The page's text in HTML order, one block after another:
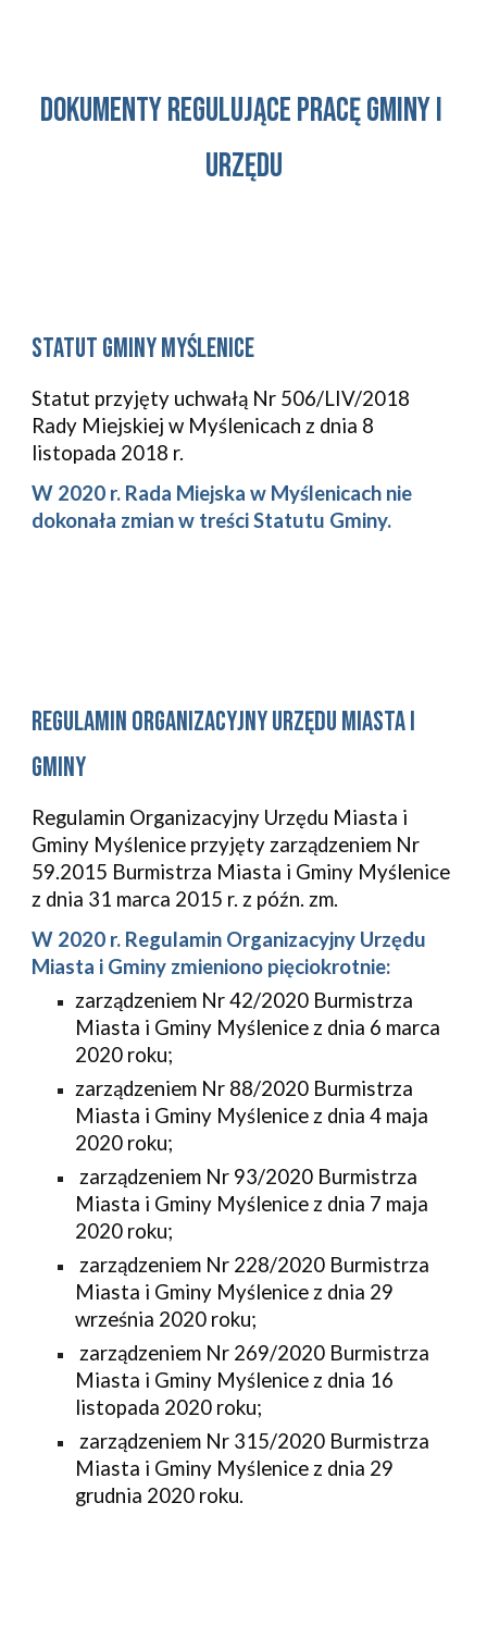
Dokumenty regulujące pracę Gminy i
Urzędu
Statut gminy Myślenice
Statut przyjęty uchwałą Nr 506/LIV/2018
Rady Miejskiej w Myślenicach z dnia 8
listopada 2018 r.
W 2020 r. Rada Miejska w Myślenicach nie
dokonała zmian w treści Statutu Gminy.
regulamin organizacyjny urzędu Miasta i
Gminy
Regulamin Organizacyjny Urzędu Miasta i
Gminy Myślenice przyjęty zarządzeniem Nr
59.2015 Burmistrza Miasta i Gminy Myślenice
z dnia 31 marca 2015 r. z późn. zm.
W 2020 r. Regulamin Organizacyjny Urzędu
Miasta i Gminy zmieniono pięciokrotnie:
zarządzeniem Nr 42/2020 Burmistrza
Miasta i Gminy Myślenice z dnia 6 marca
2020 roku;
zarządzeniem Nr 88/2020 Burmistrza
Miasta i Gminy Myślenice z dnia 4 maja
2020 roku;
zarządzeniem Nr 93/2020 Burmistrza
Miasta i Gminy Myślenice z dnia 7 maja
2020 roku;
zarządzeniem Nr 228/2020 Burmistrza
września 2020 roku;
zarządzeniem Nr 269/2020 Burmistrza
Miasta i Gminy Myślenice z dnia 16
listopada 2020 roku;
zarządzeniem Nr 315/2020 Burmistrza
Miasta i Gminy Myślenice z dnia 29
grudnia 2020 roku.